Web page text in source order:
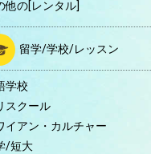
他の[レンタル]
留学/学校/レッスン
学校
スクール
イアン・カルチャー
/短大